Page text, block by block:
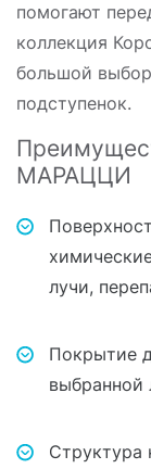
помогают
коллекция
большой
подступенок.
МАРАЦЦИ
лучи,
Покрытие
выбранной
Структура